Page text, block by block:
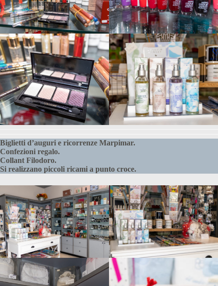
Biglietti d’auguri e ricorrenze Marpimar.
Confezioni regalo.
Collant Filodoro.
Si realizzano piccoli ricami a punto croce.